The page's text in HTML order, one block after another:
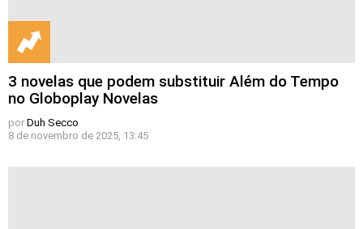
3 novelas que podem substituir Além do Tempo
no Globoplay Novelas
por Duh Secco
8 de novembro de 2025, 13:45